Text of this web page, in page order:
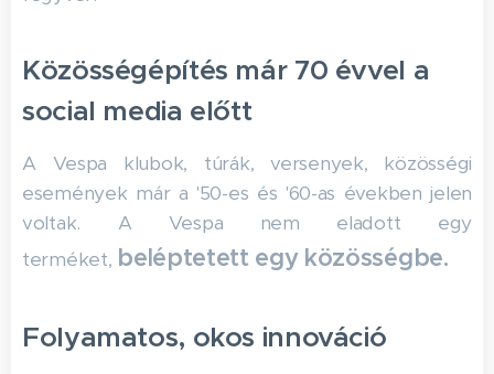
Közösségépítés már 70 évvel a
social media előtt
A Vespa klubok, túrák, versenyek, közösségi
események már a '50-es és '60-as években jelen
voltak. A Vespa nem eladott egy
terméket, beléptetett egy közösségbe.
Folyamatos, okos innováció